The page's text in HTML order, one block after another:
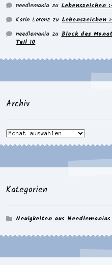
needlemania zuLebenszeichen
Karin Lorenz zuLebenszeichen
needlemania zuBlock des
Teil 10
Archiv
Archiv
Kategorien
Neuigkeiten aus